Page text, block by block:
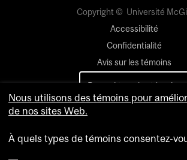
Copyright © Université
Accessibilité
Confidentialité
Avis sur les témoins
Paramètres des témoins
Nous utilisons des témoins pour
de nos sites Web.
À quels types de témoins consentez-